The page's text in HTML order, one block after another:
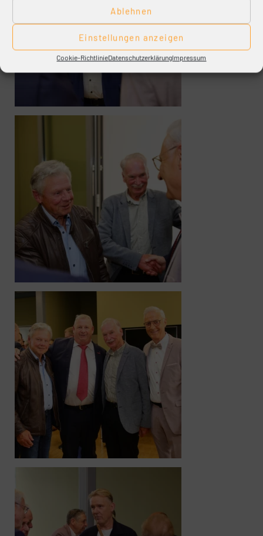
Ablehnen
Einstellungen anzeigen
Cookie-RichtlinieDatenschutzerklärungImpressum